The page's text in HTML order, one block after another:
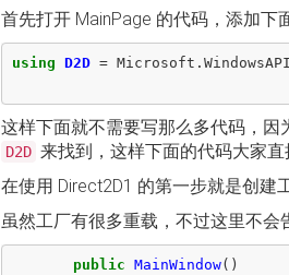
首先打开 MainPage 的代码，添加下
using D2D = Microsoft .
这样下面就不需要写那么多代码，因
D2D 来找到，这样下面的代码大家直
在使用 Direct2D1 的第一步就是创建工
虽然工厂有很多重载，不过这里不会
public MainWindow()